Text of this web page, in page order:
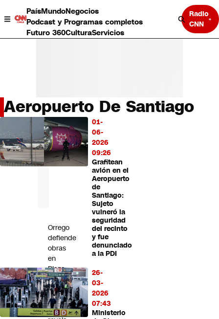
PaísMundoNegocios
Podcast y Programas completos
Futuro 360CulturaServicios
Radio
CNN
País
Mundo
Negocios
Deportes
Programas completos
Aeropuerto De Santiago
01-
06-
2026
09:26
Grafitean
avión en el
Aeropuerto
de
Santiago:
Sujeto
vulneró la
seguridad
del recinto
y fue
denunciado
a la PDI
26-
03-
2026
07:43
Ministerio
LO
MÁS
LEÍDO
Orrego
defiende
obras
en
Plaza
Italia
tras
estudio
que